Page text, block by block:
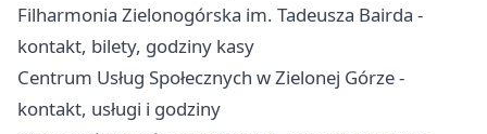
Filharmonia Zielonogórska im. Tadeusza Bairda -
kontakt, bilety, godziny kasy
Centrum Usług Społecznych w Zielonej Górze -
kontakt, usługi i godziny